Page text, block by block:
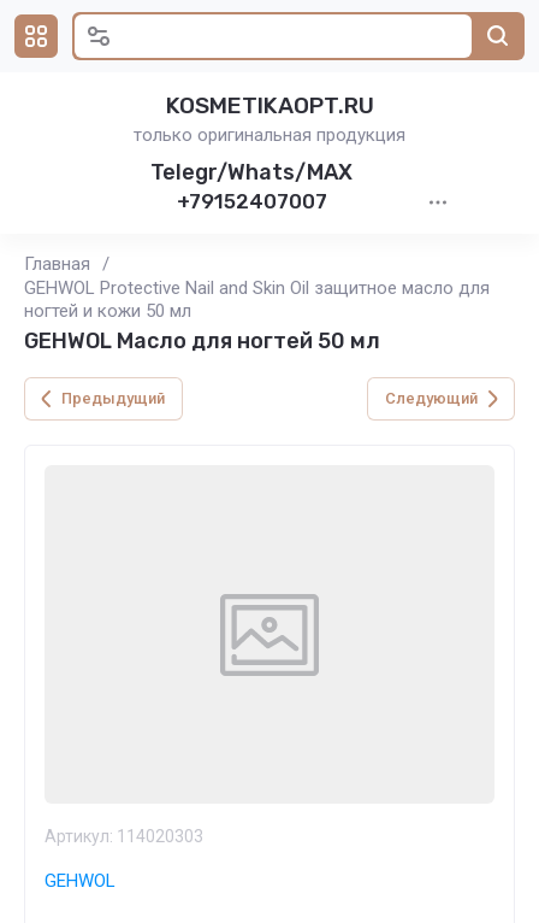
KOSMETIKAOPT.RU
только оригинальная продукция
Telegr/Whats/MAX
+79152407007
Главная
/
GEHWOL Protective Nail and Skin Oil защитное масло для
ногтей и кожи 50 мл
GEHWOL Масло для ногтей 50 мл
Предыдущий Следующий
Артикул: 114020303
GEHWOL